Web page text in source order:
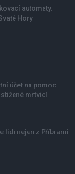
automaty.
Hory
účet na pomoc
mrtvicí
lidí nejen z Příbrami